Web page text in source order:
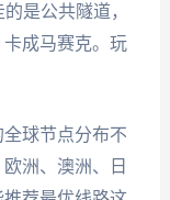
是公共隧道，
成马赛克。玩
球节点分布不
洲、澳洲、日